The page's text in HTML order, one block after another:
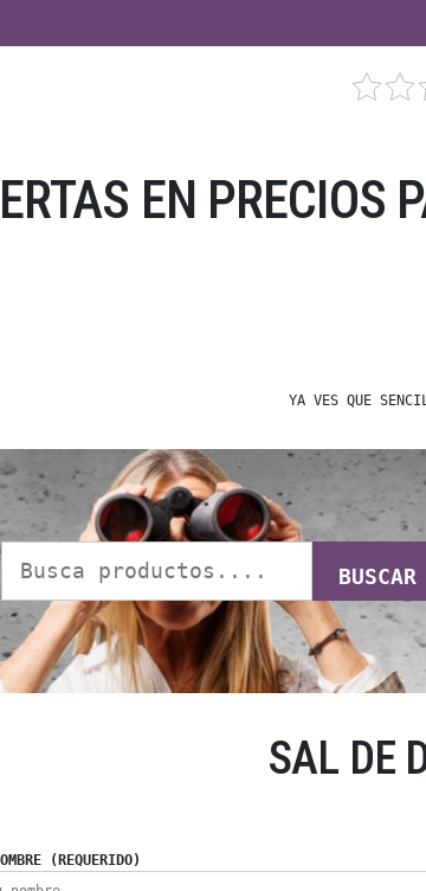
EN PRECIOS
YA VES QUE
BUSCAR
SAL DE
(REQUERIDO)